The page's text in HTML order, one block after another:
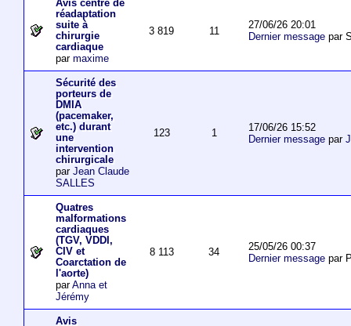
Avis centre de
réadaptation
suite à
chirurgie
cardiaque
par maxime
3 819 11
27/06/26 20:01
Dernier messagepar
Sécurité des
porteurs de
DMIA
(pacemaker,
etc.) durant
une
intervention
chirurgicale
par Jean Claude
SALLES
123 1
17/06/26 15:52
Dernier messagepar
Quatres
malformations
cardiaques
(TGV, VDDI,
CIV et
Coarctation de
l'aorte)
parAnna et
Jérémy
8 113 34
25/05/26 00:37
Dernier messagepar
Avis